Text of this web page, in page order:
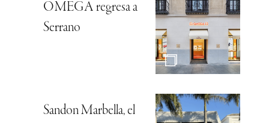
OMEGA regresa a
Serrano
Sandon Marbella, el